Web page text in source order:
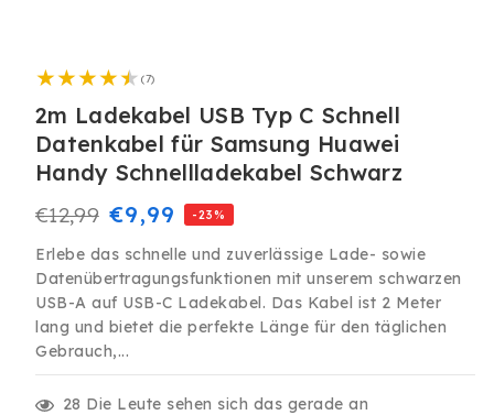
in
öffnen
(7)
insgesamt
2m Ladekabel USB Typ C Schnell
Datenkabel für Samsung Huawei
Handy Schnellladekabel Schwarz
Normaler
Preis
€12,99 Verkaufspreis
€9,99 -23%
Erlebe das schnelle und zuverlässige Lade- sowie
Datenübertragungsfunktionen mit unserem schwarzen
USB-A auf USB-C Ladekabel. Das Kabel ist 2 Meter
lang und bietet die perfekte Länge für den täglichen
Gebrauch,...
28 Die Leute sehen sich das gerade an